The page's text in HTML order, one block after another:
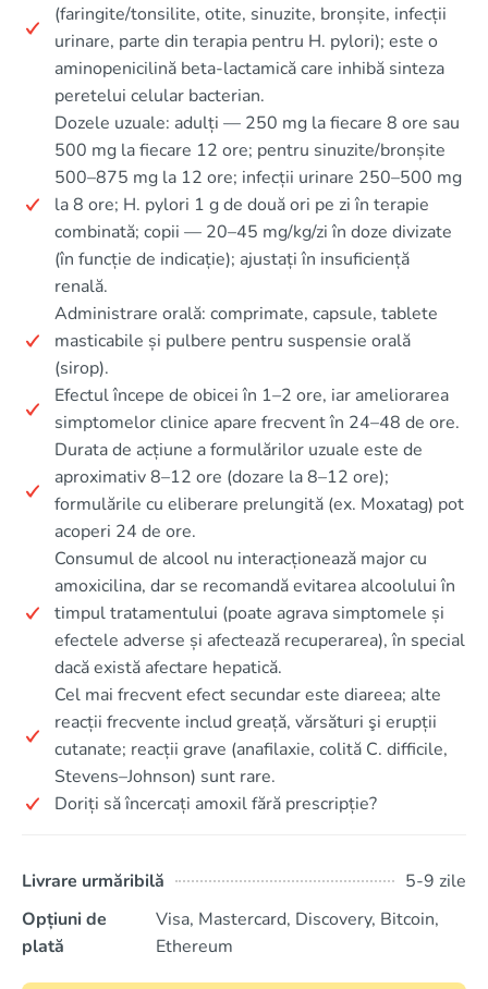
(faringite/tonsilite, otite, sinuzite, bronșite, infecții
urinare, parte din terapia pentru H. pylori); este o
aminopenicilină beta‑lactamică care inhibă sinteza
peretelui celular bacterian.
Dozele uzuale: adulți — 250 mg la fiecare 8 ore sau
500 mg la fiecare 12 ore; pentru sinuzite/bronșite
500–875 mg la 12 ore; infecții urinare 250–500 mg
la 8 ore; H. pylori 1 g de două ori pe zi în terapie
combinată; copii — 20–45 mg/kg/zi în doze divizate
(în funcție de indicație); ajustați în insuficiență
renală.
Administrare orală: comprimate, capsule, tablete
masticabile și pulbere pentru suspensie orală
(sirop).
Efectul începe de obicei în 1–2 ore, iar ameliorarea
simptomelor clinice apare frecvent în 24–48 de ore.
Durata de acțiune a formulărilor uzuale este de
aproximativ 8–12 ore (dozare la 8–12 ore);
formulările cu eliberare prelungită (ex. Moxatag) pot
acoperi 24 de ore.
Consumul de alcool nu interacționează major cu
amoxicilina, dar se recomandă evitarea alcoolului în
timpul tratamentului (poate agrava simptomele și
efectele adverse și afectează recuperarea), în special
dacă există afectare hepatică.
Cel mai frecvent efect secundar este diareea; alte
reacții frecvente includ greață, vărsături şi erupții
cutanate; reacții grave (anafilaxie, colită C. difficile,
Stevens–Johnson) sunt rare.
Doriți să încercați amoxil fără prescripție?
Livrare urmăribilă
5-9 zile
Opțiuni de
plată
Visa, Mastercard, Discovery, Bitcoin,
Ethereum